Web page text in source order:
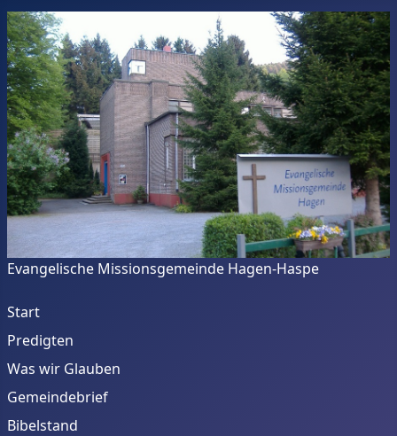
Evangelische Missionsgemeinde Hagen-Haspe
Start
Predigten
Was wir Glauben
Gemeindebrief
Bibelstand